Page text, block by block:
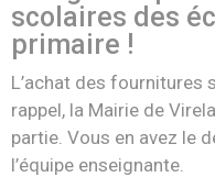
scolaires des
primaire !
L’achat des fournitures
rappel, la Mairie de
partie. Vous en avez le
l’équipe enseignante.